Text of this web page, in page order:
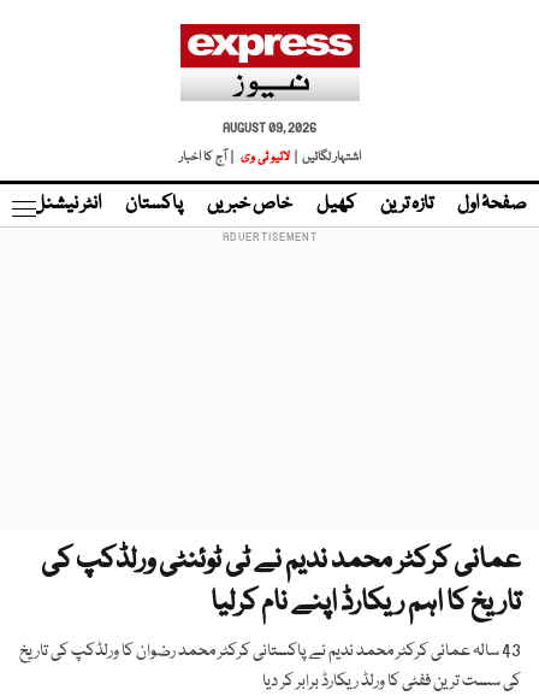
AUGUST 09, 2026
اشتہار لگائیں |
لائیو ٹی وی | آج کا اخبار
صفحۂ اول تازہ ترین کھیل خاص خبریں پاکستان انٹر نیشنل
عمانی کرکٹر محمد ندیم نے ٹی ٹوئنٹی ورلڈکپ کی
تاریخ کا اہم ریکارڈ اپنے نام کرلیا
43 سالہ عمانی کرکٹر محمد ندیم نے پاکستانی کرکٹر محمد رضوان کا ورلڈکپ کی تاریخ
کی سست ترین ففٹی کا ورلڈ ریکارڈ برابر کر دیا